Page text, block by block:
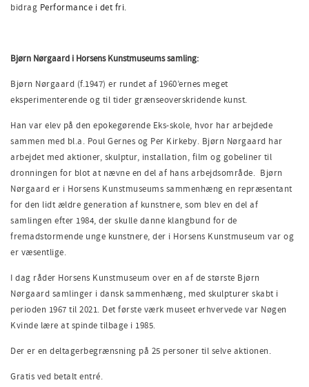
bidrag Performance i det fri.
Bjørn Nørgaard i Horsens Kunstmuseums samling:
Bjørn Nørgaard (f.1947) er rundet af 1960’ernes meget
eksperimenterende og til tider grænseoverskridende kunst.
Han var elev på den epokegørende Eks-skole, hvor har arbejdede
sammen med bl.a. Poul Gernes og Per Kirkeby. Bjørn Nørgaard har
arbejdet med aktioner, skulptur, installation, film og gobeliner til
dronningen for blot at nævne en del af hans arbejdsområde. Bjørn
Nørgaard er i Horsens Kunstmuseums sammenhæng en repræsentant
for den lidt ældre generation af kunstnere, som blev en del af
samlingen efter 1984, der skulle danne klangbund for de
fremadstormende unge kunstnere, der i Horsens Kunstmuseum var og
er væsentlige.
I dag råder Horsens Kunstmuseum over en af de største Bjørn
Nørgaard samlinger i dansk sammenhæng, med skulpturer skabt i
perioden 1967 til 2021. Det første værk museet erhvervede var Nøgen
Kvinde lære at spinde tilbage i 1985.
Der er en deltagerbegrænsning på 25 personer til selve aktionen.
Gratis ved betalt entré.